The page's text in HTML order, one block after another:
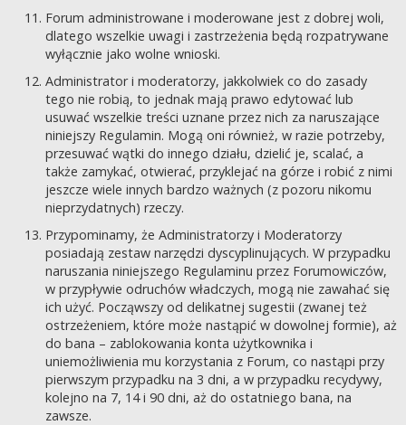
Forum administrowane i moderowane jest z dobrej woli,
dlatego wszelkie uwagi i zastrzeżenia będą rozpatrywane
wyłącznie jako wolne wnioski.
Administrator i moderatorzy, jakkolwiek co do zasady
tego nie robią, to jednak mają prawo edytować lub
usuwać wszelkie treści uznane przez nich za naruszające
niniejszy Regulamin. Mogą oni również, w razie potrzeby,
przesuwać wątki do innego działu, dzielić je, scalać, a
także zamykać, otwierać, przyklejać na górze i robić z nimi
jeszcze wiele innych bardzo ważnych (z pozoru nikomu
nieprzydatnych) rzeczy.
Przypominamy, że Administratorzy i Moderatorzy
posiadają zestaw narzędzi dyscyplinujących. W przypadku
naruszania niniejszego Regulaminu przez Forumowiczów,
w przypływie odruchów władczych, mogą nie zawahać się
ich użyć. Począwszy od delikatnej sugestii (zwanej też
ostrzeżeniem, które może nastąpić w dowolnej formie), aż
do bana – zablokowania konta użytkownika i
uniemożliwienia mu korzystania z Forum, co nastąpi przy
pierwszym przypadku na 3 dni, a w przypadku recydywy,
kolejno na 7, 14 i 90 dni, aż do ostatniego bana, na
zawsze.